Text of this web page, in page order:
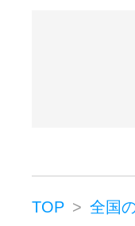
TOP 全国